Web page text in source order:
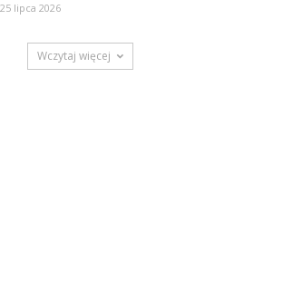
25 lipca 2026
Wczytaj więcej